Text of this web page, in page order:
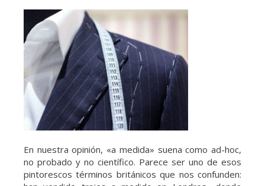
En nuestra opinión, «a medida» suena como ad-hoc,
no probado y no científico. Parece ser uno de esos
pintorescos términos británicos que nos confunden: